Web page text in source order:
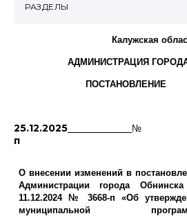
Калужская
АДМИНИСТРАЦИЯ
25.12.2025
п
О внесении изменений в
Администрации города
11.12.2024 № 3668-п «Об
муниципальной
РАЗДЕЛЫ